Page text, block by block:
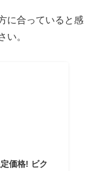
に合っていると感
い。
価格! ビク